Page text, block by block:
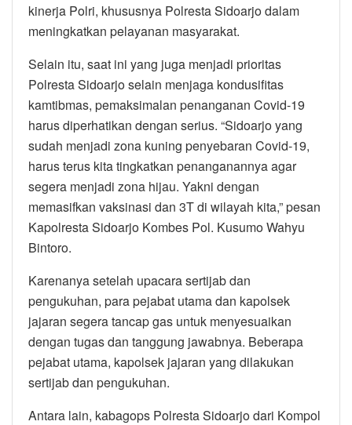
kinerja Polri, khususnya Polresta Sidoarjo dalam
meningkatkan pelayanan masyarakat.
Selain itu, saat ini yang juga menjadi prioritas
Polresta Sidoarjo selain menjaga kondusifitas
kamtibmas, pemaksimalan penanganan Covid-19
harus diperhatikan dengan serius. “Sidoarjo yang
sudah menjadi zona kuning penyebaran Covid-19,
harus terus kita tingkatkan penanganannya agar
segera menjadi zona hijau. Yakni dengan
memasifkan vaksinasi dan 3T di wilayah kita,” pesan
Kapolresta Sidoarjo Kombes Pol. Kusumo Wahyu
Bintoro.
Karenanya setelah upacara sertijab dan
pengukuhan, para pejabat utama dan kapolsek
jajaran segera tancap gas untuk menyesuaikan
dengan tugas dan tanggung jawabnya. Beberapa
pejabat utama, kapolsek jajaran yang dilakukan
sertijab dan pengukuhan.
Antara lain, kabagops Polresta Sidoarjo dari Kompol